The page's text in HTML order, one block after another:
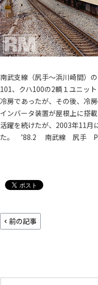
南武支線（尻手～浜川崎間）
101、クハ100の2輌１ユニッ
冷房であったが、その後、冷
インバータ装置が屋根上に搭
活躍を続けたが、2003年11月
た。 ’88.2 南武線 尻手 P
前の記事